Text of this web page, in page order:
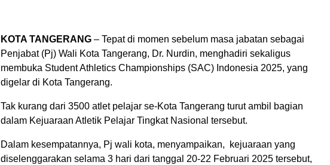
KOTA TANGERANG – Tepat di momen sebelum masa jabatan sebagai
Penjabat (Pj) Wali Kota Tangerang, Dr. Nurdin, menghadiri sekaligus
membuka Student Athletics Championships (SAC) Indonesia 2025, yang
digelar di Kota Tangerang.
Tak kurang dari 3500 atlet pelajar se-Kota Tangerang turut ambil bagian
dalam Kejuaraan Atletik Pelajar Tingkat Nasional tersebut.
Dalam kesempatannya, Pj wali kota, menyampaikan, kejuaraan yang
diselenggarakan selama 3 hari dari tanggal 20-22 Februari 2025 tersebut,